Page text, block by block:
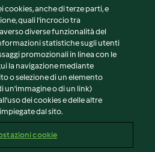
cookies, anche di terze parti, e
quali l’incrocio tra
diverse funzionalità del
statistiche sugli utenti
promozionali in linea con le
la navigazione mediante
o selezione di un elemento
un'immagine o di un link)
dei cookies e delle altre
dal sito.
cookie